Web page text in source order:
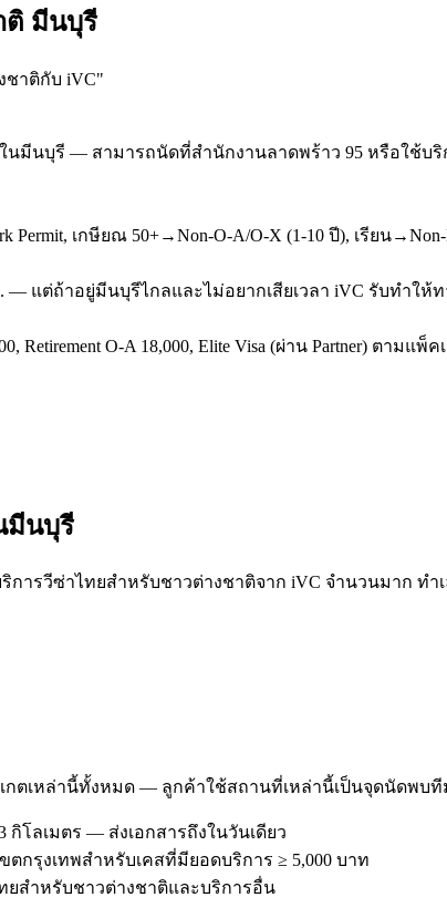
ติ มีนบุรี
ชาติกับ iVC"
มีนบุรี — สามารถนัดที่สำนักงานลาดพร้าว 95 หรือใช้บ
Permit, เกษียณ 50+→Non-O-A/O-X (1-10 ปี), เรียน
— แต่ถ้าอยู่มีนบุรีไกลและไม่อยากเสียเวลา iVC รับทำให้
Retirement O-A 18,000, Elite Visa (ผ่าน Partner) ตามแ
มีนบุรี
รวีซ่าไทยสำหรับชาวต่างชาติจาก iVC จำนวนมาก ท
ตเหล่านี้ทั้งหมด — ลูกค้าใช้สถานที่เหล่านี้เป็นจุดนัดพบทีม
โลเมตร — ส่งเอกสารถึงในวันเดียว
กรุงเทพสำหรับเคสที่มียอดบริการ ≥ 5,000 บาท
ยสำหรับชาวต่างชาติและบริการอื่น